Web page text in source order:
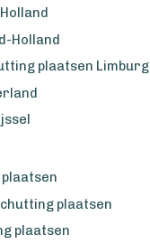
Holland
plaatsen Limburg
plaatsen
plaatsen